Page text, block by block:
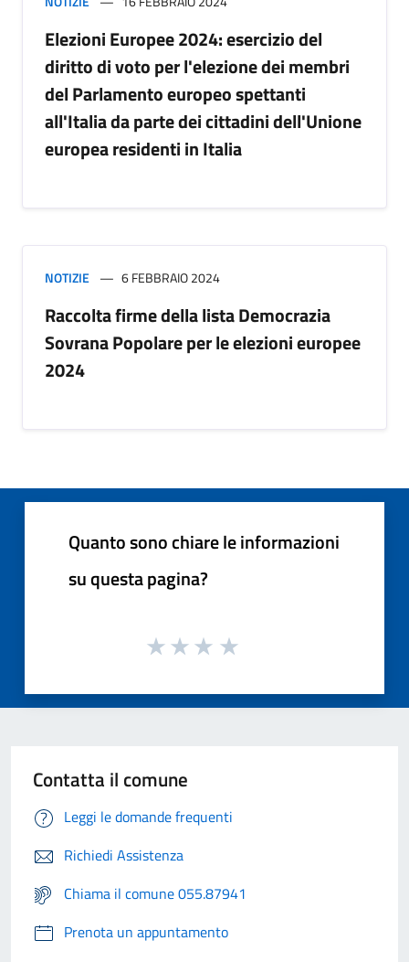
Elezioni Europee 2024: esercizio del
diritto di voto per l'elezione dei membri
del Parlamento europeo spettanti
all'Italia da parte dei cittadini dell'Unione
europea residenti in Italia
NOTIZIE 6 FEBBRAIO 2024
Raccolta firme della lista Democrazia
Sovrana Popolare per le elezioni europee
2024
Quanto sono chiare le informazioni
su questa pagina?
Contatta il comune
Leggi le domande frequenti
Richiedi Assistenza
Chiama il comune 055.87941
Prenota un appuntamento